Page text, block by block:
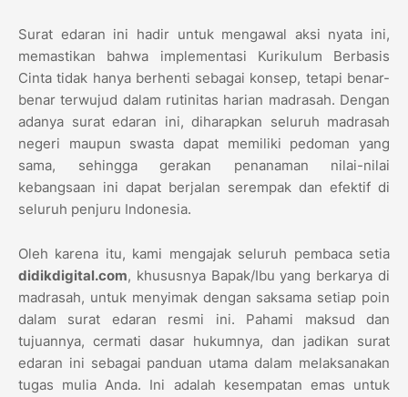
Surat edaran ini hadir untuk mengawal aksi nyata ini,
memastikan bahwa implementasi Kurikulum Berbasis
Cinta tidak hanya berhenti sebagai konsep, tetapi benar-
benar terwujud dalam rutinitas harian madrasah. Dengan
adanya surat edaran ini, diharapkan seluruh madrasah
negeri maupun swasta dapat memiliki pedoman yang
sama, sehingga gerakan penanaman nilai-nilai
kebangsaan ini dapat berjalan serempak dan efektif di
seluruh penjuru Indonesia.
Oleh karena itu, kami mengajak seluruh pembaca setia
didikdigital.com, khususnya Bapak/Ibu yang berkarya di
madrasah, untuk menyimak dengan saksama setiap poin
dalam surat edaran resmi ini. Pahami maksud dan
tujuannya, cermati dasar hukumnya, dan jadikan surat
edaran ini sebagai panduan utama dalam melaksanakan
tugas mulia Anda. Ini adalah kesempatan emas untuk